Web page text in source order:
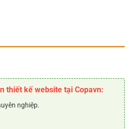
thiết kế website tại Copavn:
nghiệp.